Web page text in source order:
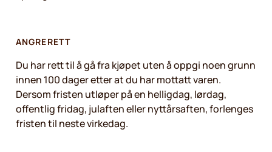
ANGRERETT
Du har rett til å gå fra kjøpet uten å oppgi noen grunn
innen 100 dager etter at du har mottatt varen.
Dersom fristen utløper på en helligdag, lørdag,
offentlig fridag, julaften eller nyttårsaften, forlenges
fristen til neste virkedag.